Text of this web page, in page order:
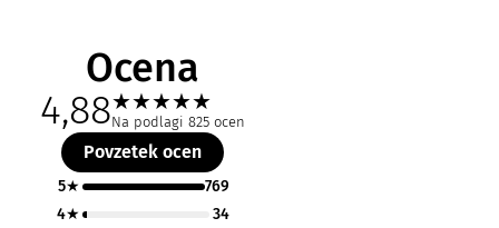
Ocena
4,88★★★★★
Na podlagi 825 ocen
Povzetek ocen
5★
769
4★
34